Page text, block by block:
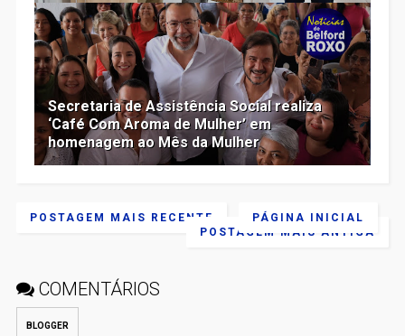
Secretaria de Assistência Social realiza
‘Café Com Aroma de Mulher’ em
homenagem ao Mês da Mulher
POSTAGEM MAIS RECENTE
POSTAGEM MAIS ANTIGA
PÁGINA INICIAL
COMENTÁRIOS
BLOGGER